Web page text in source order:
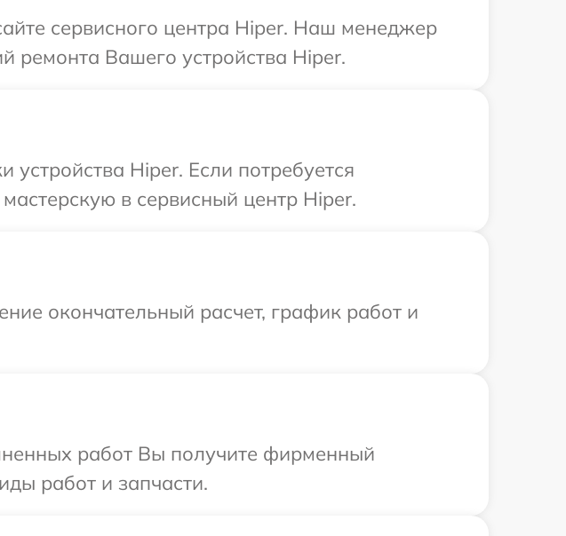
сервисного центра Hiper. Наш менеджер
ремонта Вашего устройства Hiper.
Hiper. Если потребуется
в сервисный центр Hiper.
окончательный расчет, график работ и
работ Вы получите фирменный
работ и запчасти.